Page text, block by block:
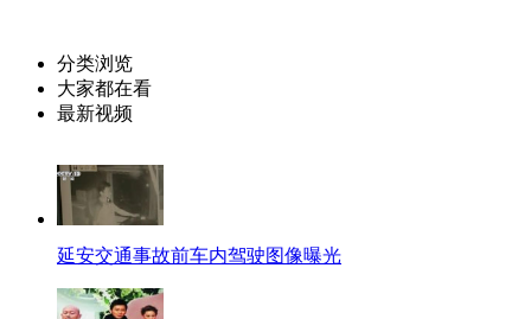
分类浏览
大家都在看
最新视频
延安交通事故前车内驾驶图像曝光